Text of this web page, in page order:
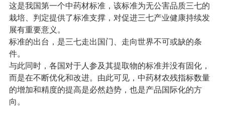
这是我国第一个中药材标准，该标准为无公害品质三七的
栽培、判定提供了标准支撑，对促进三七产业健康持续发
展有重要意义。
标准的出台，是三七走出国门、走向世界不可或缺的条
件。
与此同时，各国对于人参及其提取物的标准并没有固化，
而是在不断优化和改进。由此可见，中药材农残指标数量
的增加和精度的提高是必然趋势，也是产品国际化的方
向。